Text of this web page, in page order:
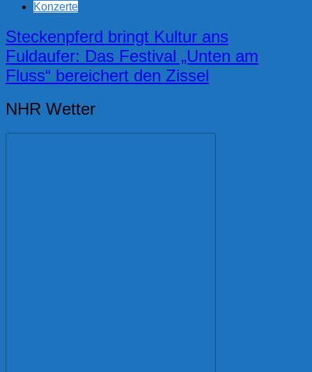
Konzerte
Steckenpferd bringt Kultur ans
Fuldaufer: Das Festival „Unten am
Fluss“ bereichert den Zissel
NHR Wetter